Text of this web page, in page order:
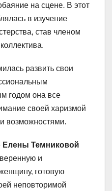
на сцене. В этот
в изучение
став членом
развить свои
годом она все
своей харизмой
возможностями.
Елены Темниковой
и
готовую
неповторимой